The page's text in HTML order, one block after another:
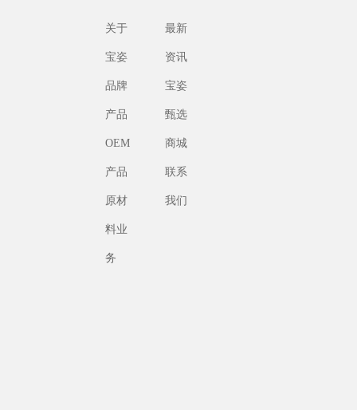
关于
宝姿
品牌
产品
OEM
产品
原材
料业
务
最新
资讯
宝姿
甄选
商城
联系
我们